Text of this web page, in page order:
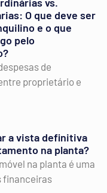
O que deve ser
e o que
pelo
de
proprietário e
a vista definitiva
na planta?
na planta é uma
financeiras